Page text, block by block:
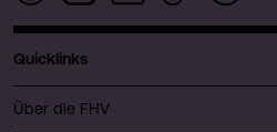
Quicklinks
Über die FHV